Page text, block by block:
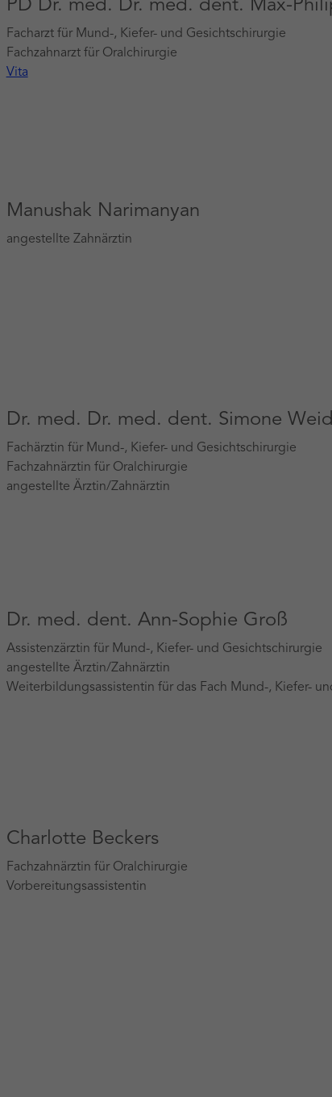
PD Dr. med. Dr. med. dent. Max-
Facharzt für Mund-, Kiefer- und Gesichtschirurgie
Fachzahnarzt für Oralchirurgie
Vita
Manushak Narimanyan
angestellte Zahnärztin
Dr. med. Dr. med. dent. Simone
Fachärztin für Mund-, Kiefer- und Gesichtschirurgie
Fachzahnärztin für Oralchirurgie
angestellte Ärztin/Zahnärztin
Dr. med. dent. Ann-Sophie Groß
Assistenzärztin für Mund-, Kiefer- und Gesichtschirurgie
angestellte Ärztin/Zahnärztin
Weiterbildungsassistentin für das Fach Mund-, Kiefer-
Charlotte Beckers
Fachzahnärztin für Oralchirurgie
Vorbereitungsassistentin